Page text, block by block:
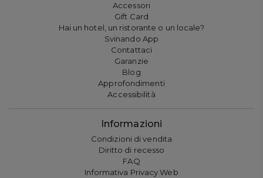
Accessori
Gift Card
Hai un hotel, un ristorante o un locale?
Svinando App
Contattaci
Garanzie
Blog
Approfondimenti
Accessibilità
Informazioni
Condizioni di vendita
Diritto di recesso
FAQ
Informativa Privacy Web